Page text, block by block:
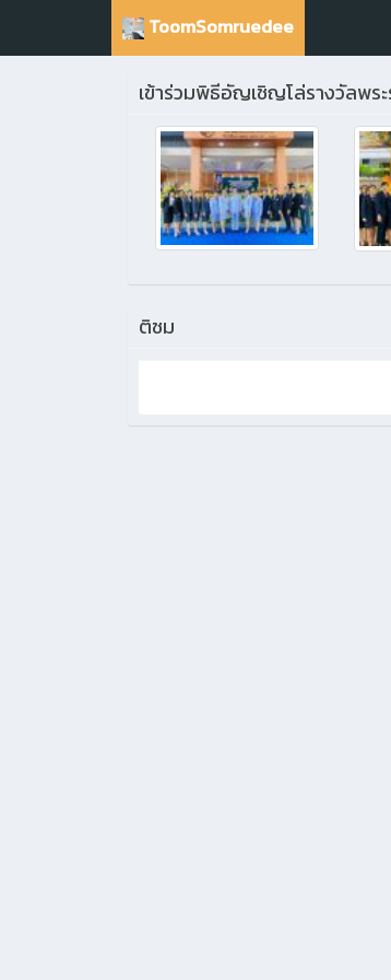
ToomSomruedee
เข้าร่วมพิธีอัญเชิญโล่รางวัลพร
ติชม